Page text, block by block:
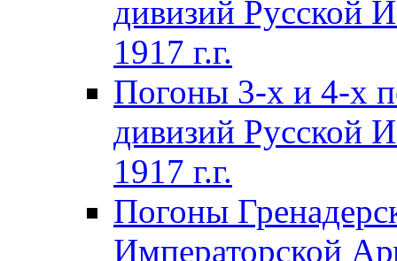
дивизий Русской
1917 г.г.
Погоны 3-х и 4-х
дивизий Русской
1917 г.г.
Погоны
Императорской